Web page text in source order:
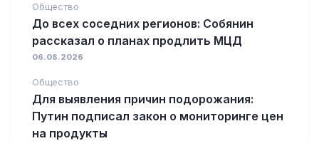
Общество
До всех соседних регионов: Собянин
рассказал о планах продлить МЦД
06.08.2026
Общество
Для выявления причин подорожания:
Путин подписал закон о мониторинге цен
на продукты